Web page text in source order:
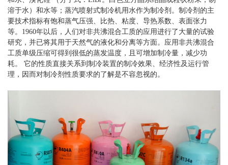
溶于水）和水等；蒸汽喷射式制冷机用水作为制冷剂。制冷剂的主
要技术指标有饱和蒸气压强、比热、粘度、导热系数、表面张力
等。1960年以后，人们对非共沸混合工质的应用进行了大量的试验
研究，并已将其用于天然气的液化和分离等方面。应用非共沸混合
工质单级压缩可得到很低的蒸发温度，且可增加制冷量，减少功
耗。 它的性质直接关系到制冷装置的制冷效果、经济性及运行管
理，因而对制冷剂性质要求的了解是不容忽视的。